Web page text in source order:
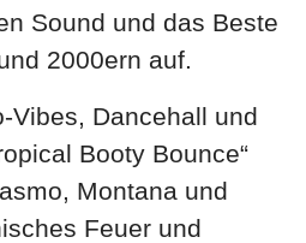
Sound und das Beste
2000ern auf.
Vibes, Dancehall und
Booty Bounce“
Montana und
Feuer und